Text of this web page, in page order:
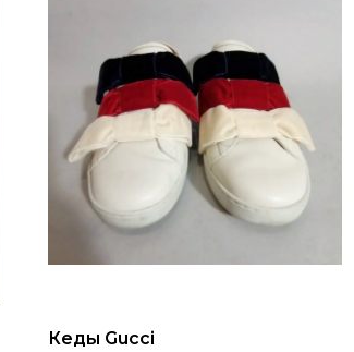
Кеды Gucci